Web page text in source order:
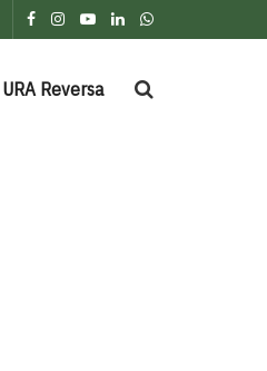
URA Reversa